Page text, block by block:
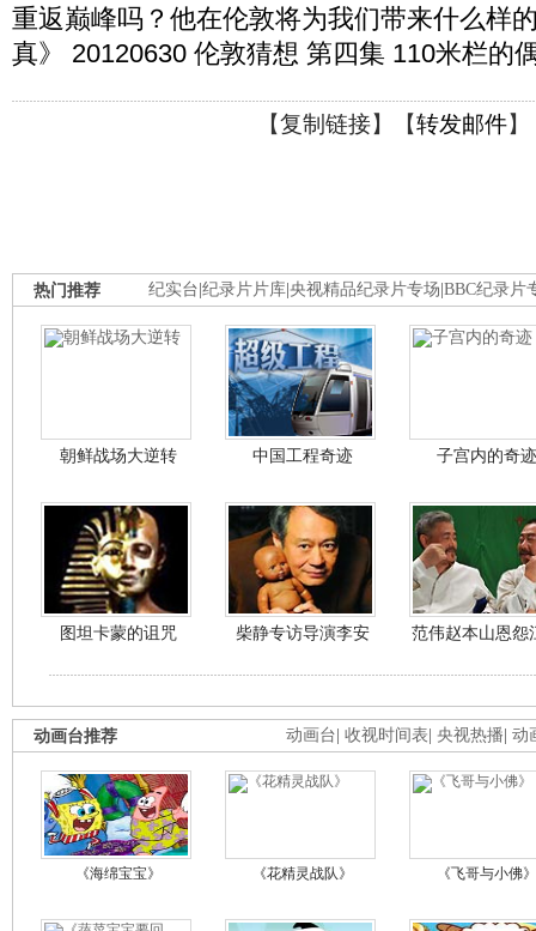
重返巅峰吗？他在伦敦将为我们带来什么样
真》 20120630 伦敦猜想 第四集 110米栏的
【复制链接】【转发邮件】
纪实台 纪录片片库 央视精品纪录片专场 BBC纪录片
热门推荐
朝鲜战场大逆转 中国工程奇迹 子宫内的奇迹
图坦卡蒙的诅咒 柴静专访导演李安 范伟赵本山恩怨
动画台 收视时间表 央视热播 动
动画台推荐
《海绵宝宝》 《花精灵战队》 《飞哥与小佛》